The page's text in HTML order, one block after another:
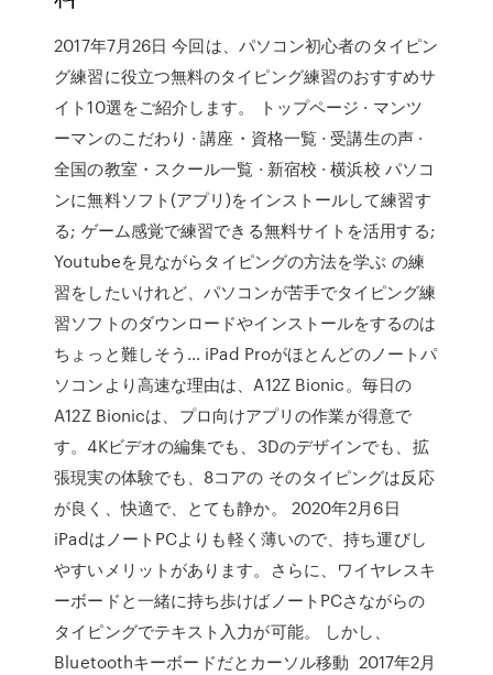
2017年7月26日 今回は、パソコン初心者のタイピン
グ練習に役立つ無料のタイピング練習のおすすめサ
イト10選をご紹介します。 トップページ · マンツ
ーマンのこだわり · 講座・資格一覧 · 受講生の声 ·
全国の教室・スクール一覧 · 新宿校 · 横浜校 パソコ
ンに無料ソフト(アプリ)をインストールして練習す
る; ゲーム感覚で練習できる無料サイトを活用する;
Youtubeを見ながらタイピングの方法を学ぶ の練
習をしたいけれど、パソコンが苦手でタイピング練
習ソフトのダウンロードやインストールをするのは
ちょっと難しそう… iPad Proがほとんどのノートパ
ソコンより高速な理由は、A12Z Bionic。毎日の
A12Z Bionicは、プロ向けアプリの作業が得意で
す。4Kビデオの編集でも、3Dのデザインでも、拡
張現実の体験でも、8コアの そのタイピングは反応
が良く、快適で、とても静か。 2020年2月6日
iPadはノートPCよりも軽く薄いので、持ち運びし
やすいメリットがあります。さらに、ワイヤレスキ
ーボードと一緒に持ち歩けばノートPCさながらの
タイピングでテキスト入力が可能。 しかし、
Bluetoothキーボードだとカーソル移動 2017年2月